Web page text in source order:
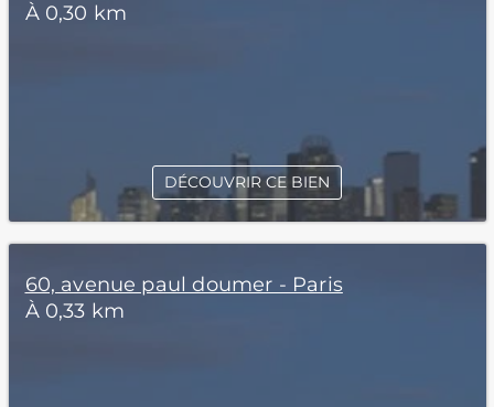
À 0,30 km
DÉCOUVRIR CE BIEN
60, avenue paul doumer - Paris
À 0,33 km